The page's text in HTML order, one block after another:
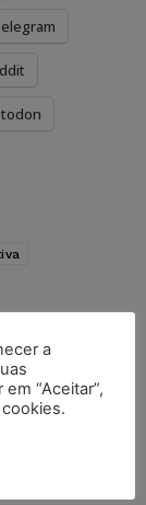
suspende
direito de
a
“Aceitar”,